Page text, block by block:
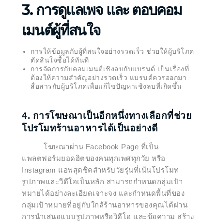
3. การดูแลเพจ และ ตอบคอม
เมนต์ผู้ที่สนใจ
การให้ข้อมูลกับผู้ที่สนใจอย่างรวดเร็ว ช่วยให้ผู้บริโภค
ตัดสินใจซื้อได้ทันที
การจัดการกับคอมเมนต์เชิงลบกับแบรนด์ เป็นเรื่องที่
ต้องให้ความสำคัญอย่างรวดเร็ว แบรนด์ควรออกมา
สื่อสารกับผู้บริโภคเพื่อแก้ไขปัญหาเชิงลบที่เกิดขึ้น
4. การโฆษณาเป็นอีกหนึ่งทางเลือกที่ช่วย
โปรโมทร้านอาหารได้เป็นอย่างดี
โฆษณาผ่าน Facebook Page ที่เป็น
แพลตฟอร์มยอดฮิตของคนทุกเพศทุกวัย หรือ
Instagram แอพสุดชิคสำหรับวัยรุ่นที่เน้นโปรโมท
รูปภาพและวีดีโอเป็นหลัก สามารถกำหนดกลุ่มเป้า
หมายได้อย่างละเอียดเจาะจง และกำหนดพื้นที่ของ
กลุ่มเป้าหมายที่อยู่กับใกล้ร้านอาหารของคุณได้ผ่าน
การนำเสนอแบบรูปภาพหรือวิดีโอ และข้อความ สร้าง